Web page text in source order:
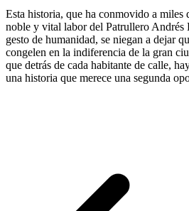
Esta historia, que ha conmovido a miles
noble y vital labor del Patrullero Andrés
gesto de humanidad, se niegan a dejar
congelen en la indiferencia de la gran
que detrás de cada habitante de calle,
una historia que merece una segunda